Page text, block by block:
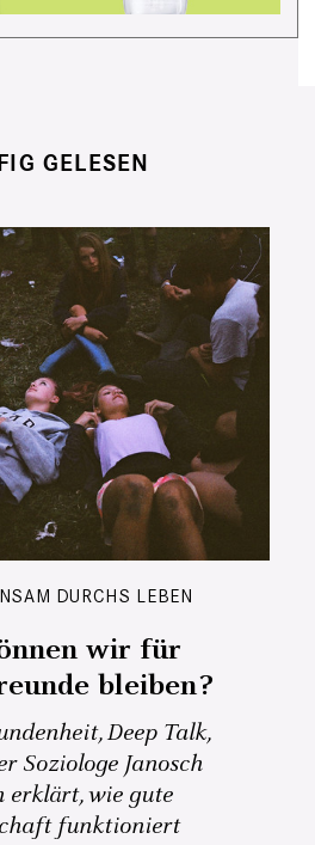
GELESEN
DURCHS LEBEN
wir für
bleiben?
Deep Talk,
Soziologe Janosch
erklärt, wie gute
funktioniert